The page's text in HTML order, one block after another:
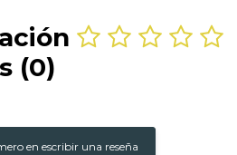
(0)
en escribir una reseña